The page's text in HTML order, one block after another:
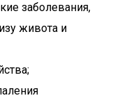
заболевания,
живота и